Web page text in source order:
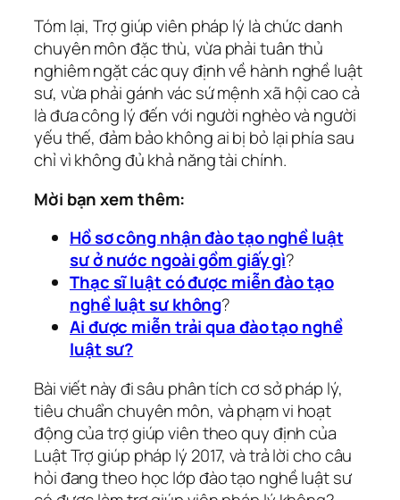
Tóm lại, Trợ giúp viên pháp lý là chức danh
chuyên môn đặc thù, vừa phải tuân thủ
nghiêm ngặt các quy định về hành nghề luật
sư, vừa phải gánh vác sứ mệnh xã hội cao cả
là đưa công lý đến với người nghèo và người
yếu thế, đảm bảo không ai bị bỏ lại phía sau
chỉ vì không đủ khả năng tài chính.
Mời bạn xem thêm:
Hồ sơ công nhận đào tạo nghề luật
sư ở nước ngoài gồm giấy gì?
Thạc sĩ luật có được miễn đào tạo
nghề luật sư không?
Ai được miễn trải qua đào tạo nghề
luật sư?
Bài viết này đi sâu phân tích cơ sở pháp lý,
tiêu chuẩn chuyên môn, và phạm vi hoạt
động của trợ giúp viên theo quy định của
Luật Trợ giúp pháp lý 2017, và trả lời cho câu
hỏi đang theo học lớp đào tạo nghề luật sư